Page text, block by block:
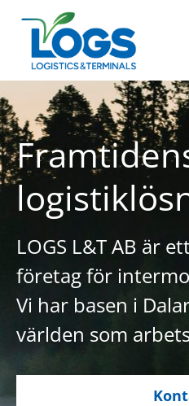
LOGS L&T AB är
företag för
Vi har basen i
världen som